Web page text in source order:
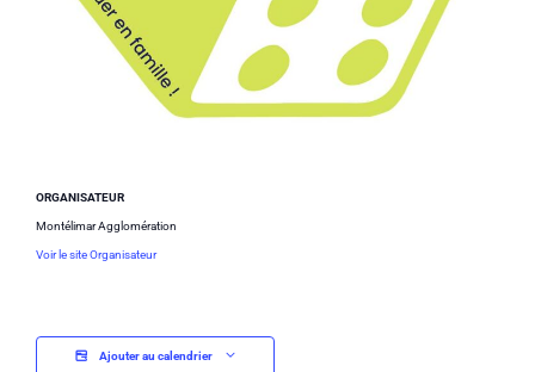
ORGANISATEUR
Montélimar Agglomération
Voir le site Organisateur
Ajouter au calendrier